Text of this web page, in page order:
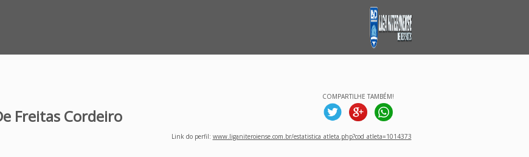
Freitas Cordeiro
COMPARTILHE TAMBÉM!
Link do perfil: www.liganiteroiense.com.br/estatistica_atleta.php?cod_atleta=1014373